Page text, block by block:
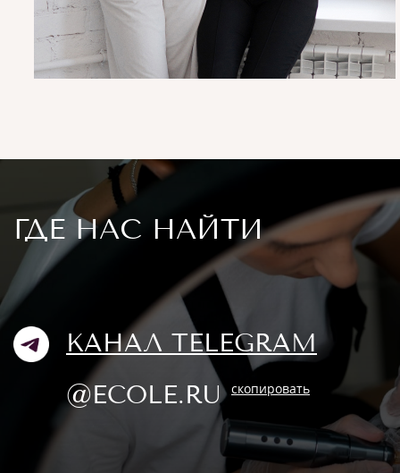
ГДЕ НАС НАЙТИ
КАНАЛ TELEGRAM
@ECOLE.RU
скопировать